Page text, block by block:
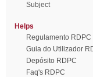
Subject
Helps
Regulamento RDPC
Guia do Utilizador
Depósito RDPC
Faq's RDPC